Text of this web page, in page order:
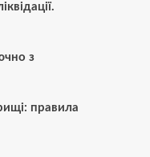
з
правила